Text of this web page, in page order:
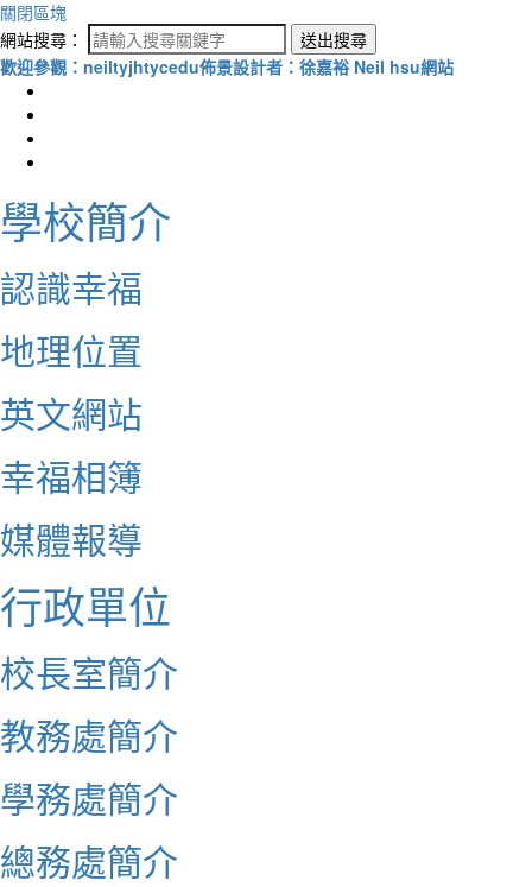
關閉區塊
網站搜尋：
送出搜尋
歡迎參觀：neiltyjhtycedu佈景設計者：徐嘉裕 Neil hsu網站
學校簡介
認識幸福
地理位置
英文網站
幸福相簿
媒體報導
行政單位
校長室簡介
教務處簡介
學務處簡介
總務處簡介